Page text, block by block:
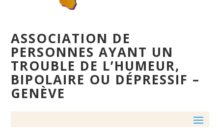
ASSOCIATION DE
PERSONNES AYANT UN
TROUBLE DE L’HUMEUR,
BIPOLAIRE OU DÉPRESSIF –
GENÈVE